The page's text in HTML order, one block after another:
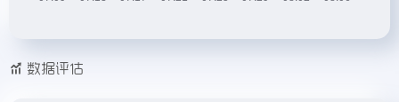
数据评估